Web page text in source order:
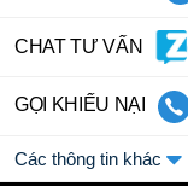
CHAT TƯ VẤN
GỌI KHIẾU NẠI
Các thông tin khác